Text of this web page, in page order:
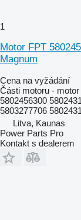
1
Motor FPT
Magnum
Cena na vyžádání
Části motoru - motor
5802456300
5803277706
Litva, Kaunas
Power Parts Pro
Kontakt s dealerem